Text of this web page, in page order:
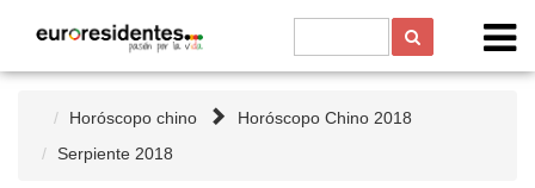
Horóscopo chino
Horóscopo Chino 2018
Serpiente 2018